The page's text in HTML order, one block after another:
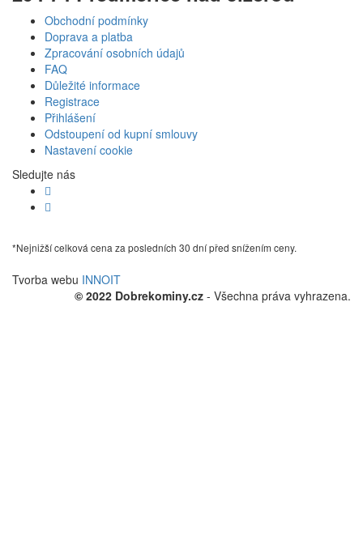
Obchodní podmínky
Doprava a platba
Zpracování osobních údajů
FAQ
Důležité informace
Registrace
Přihlášení
Odstoupení od kupní smlouvy
Nastavení cookie
Sledujte nás
*Nejnižší celková cena za posledních 30 dní před snížením ceny.
Tvorba webu INNOIT
© 2022 Dobrekominy.cz - Všechna práva vyhrazena.